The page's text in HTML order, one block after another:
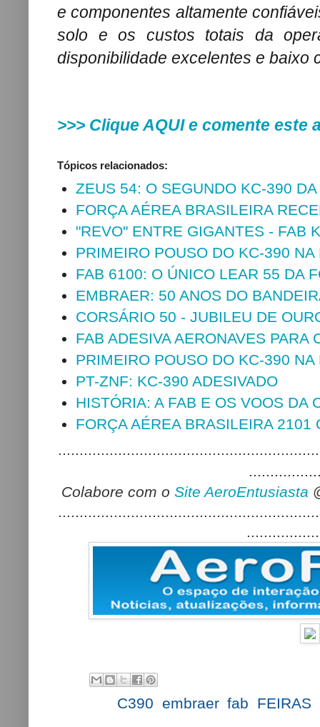
e componentes altamente
solo e os custos totais da
disponibilidade excelentes e baixo
>>> Clique AQUI e comente este
Tópicos relacionados:
ZEUS 54: O SEGUNDO KC-390
FORÇA AÉREA BRASILEIRA
"REVO" ENTRE GIGANTES - FAB
PRIMEIRO POUSO DO KC-390
FAB 6100: O ÚNICO LEAR 55 DA
EMBRAER: 50 ANOS DO
CORSÁRIO 50 - JUBILEU DE
FAB ADESIVA AERONAVES PARA
PRIMEIRO POUSO DO KC-390
PT-ZNF: KC-390 ADESIVADO
HISTÓRIA: A FAB E OS VOOS DA
FORÇA AÉREA BRASILEIRA 2101
Colabore com o Site AeroEntusiasta
C390 embraer, fab FEIRAS